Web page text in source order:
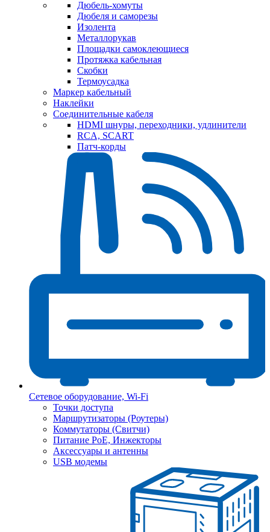
Дюбель-хомуты
Дюбеля и саморезы
Изолента
Металлорукав
Площадки самоклеющиеся
Протяжка кабельная
Скобки
Термоусадка
Маркер кабельный
Наклейки
Соединительные кабеля
HDMI шнуры, переходники, удлинители
RCA, SCART
Патч-корды
Сетевое оборудование, Wi-Fi
Точки доступа
Маршрутизаторы (Роутеры)
Коммутаторы (Свитчи)
Питание PoE, Инжекторы
Аксессуары и антенны
USB модемы